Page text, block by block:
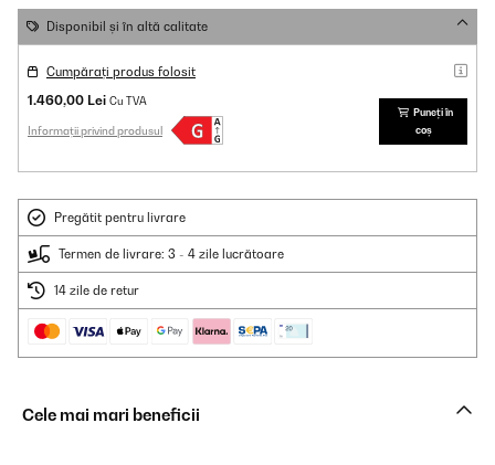
Disponibil și în altă calitate
Cumpărați produs folosit
1.460,00 Lei Cu TVA
Informații privind produsul
Puneți în
coș
Pregătit pentru livrare
Termen de livrare: 3 - 4 zile lucrătoare
14 zile de retur
Cele mai mari beneficii